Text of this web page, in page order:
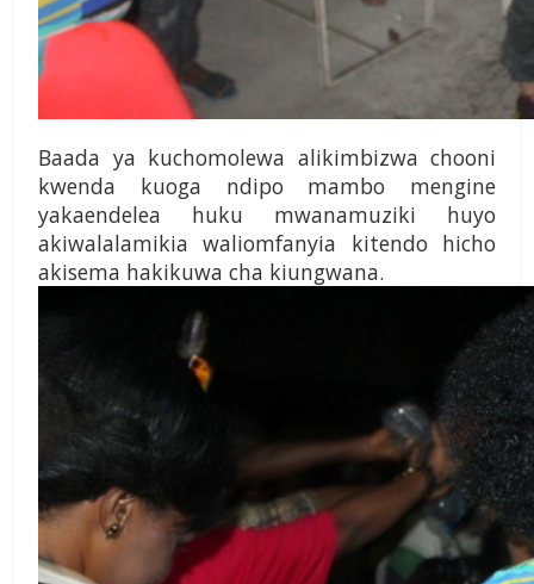
Baada ya kuchomolewa alikimbizwa chooni
kwenda kuoga ndipo mambo men­gine
yakaendelea huku mwanamuziki huyo
akiwala­lamikia waliomfanyia kiten­do hicho
akisema hakikuwa cha kiungwana.